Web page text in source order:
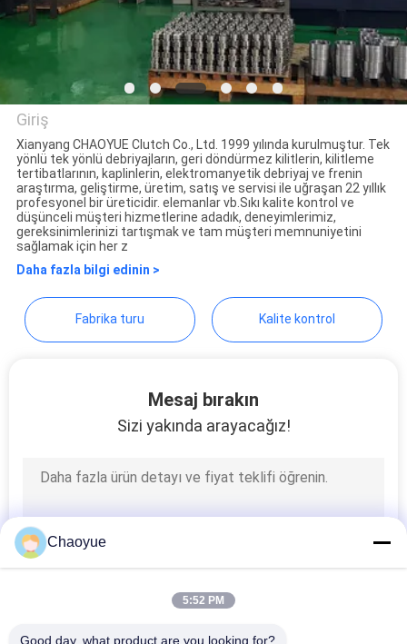
HABERLER
VAKALAR
BIR
TEKLIF
ISTEĞI
SITE
HARITASI
PRIVACY
Xianyang Chaoyue Clutch Co.,
Ltd
Giriş
Xianyang CHAOYUE Clutch Co., Ltd. 1999 yılında kurulmuştur. Tek
yönlü tek yönlü debriyajların, geri döndürmez kilitlerin, kilitleme
tertibatlarının, kaplinlerin, elektromanyetik debriyaj ve frenin
araştırma, geliştirme, üretim, satış ve servisi ile uğraşan 22 yıllık
profesyonel bir üreticidir. elemanlar vb.Sıkı kalite kontrol ve
düşünceli müşteri hizmetlerine adadık, deneyimlerimiz,
gereksinimlerinizi tartışmak ve tam müşteri memnuniyetini
sağlamak için her z
Daha fazla bilgi edinin >
Fabrika turu Kalite kontrol
Mesaj bırakın
Sizi yakında arayacağız!
Chaoyue
5:52 PM
Good day, what product are you looking for?